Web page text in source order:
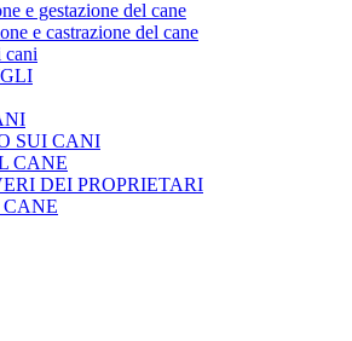
e gestazione del cane
e castrazione del cane
cani
SUI CANI
CANE
DEI PROPRIETARI
CANE